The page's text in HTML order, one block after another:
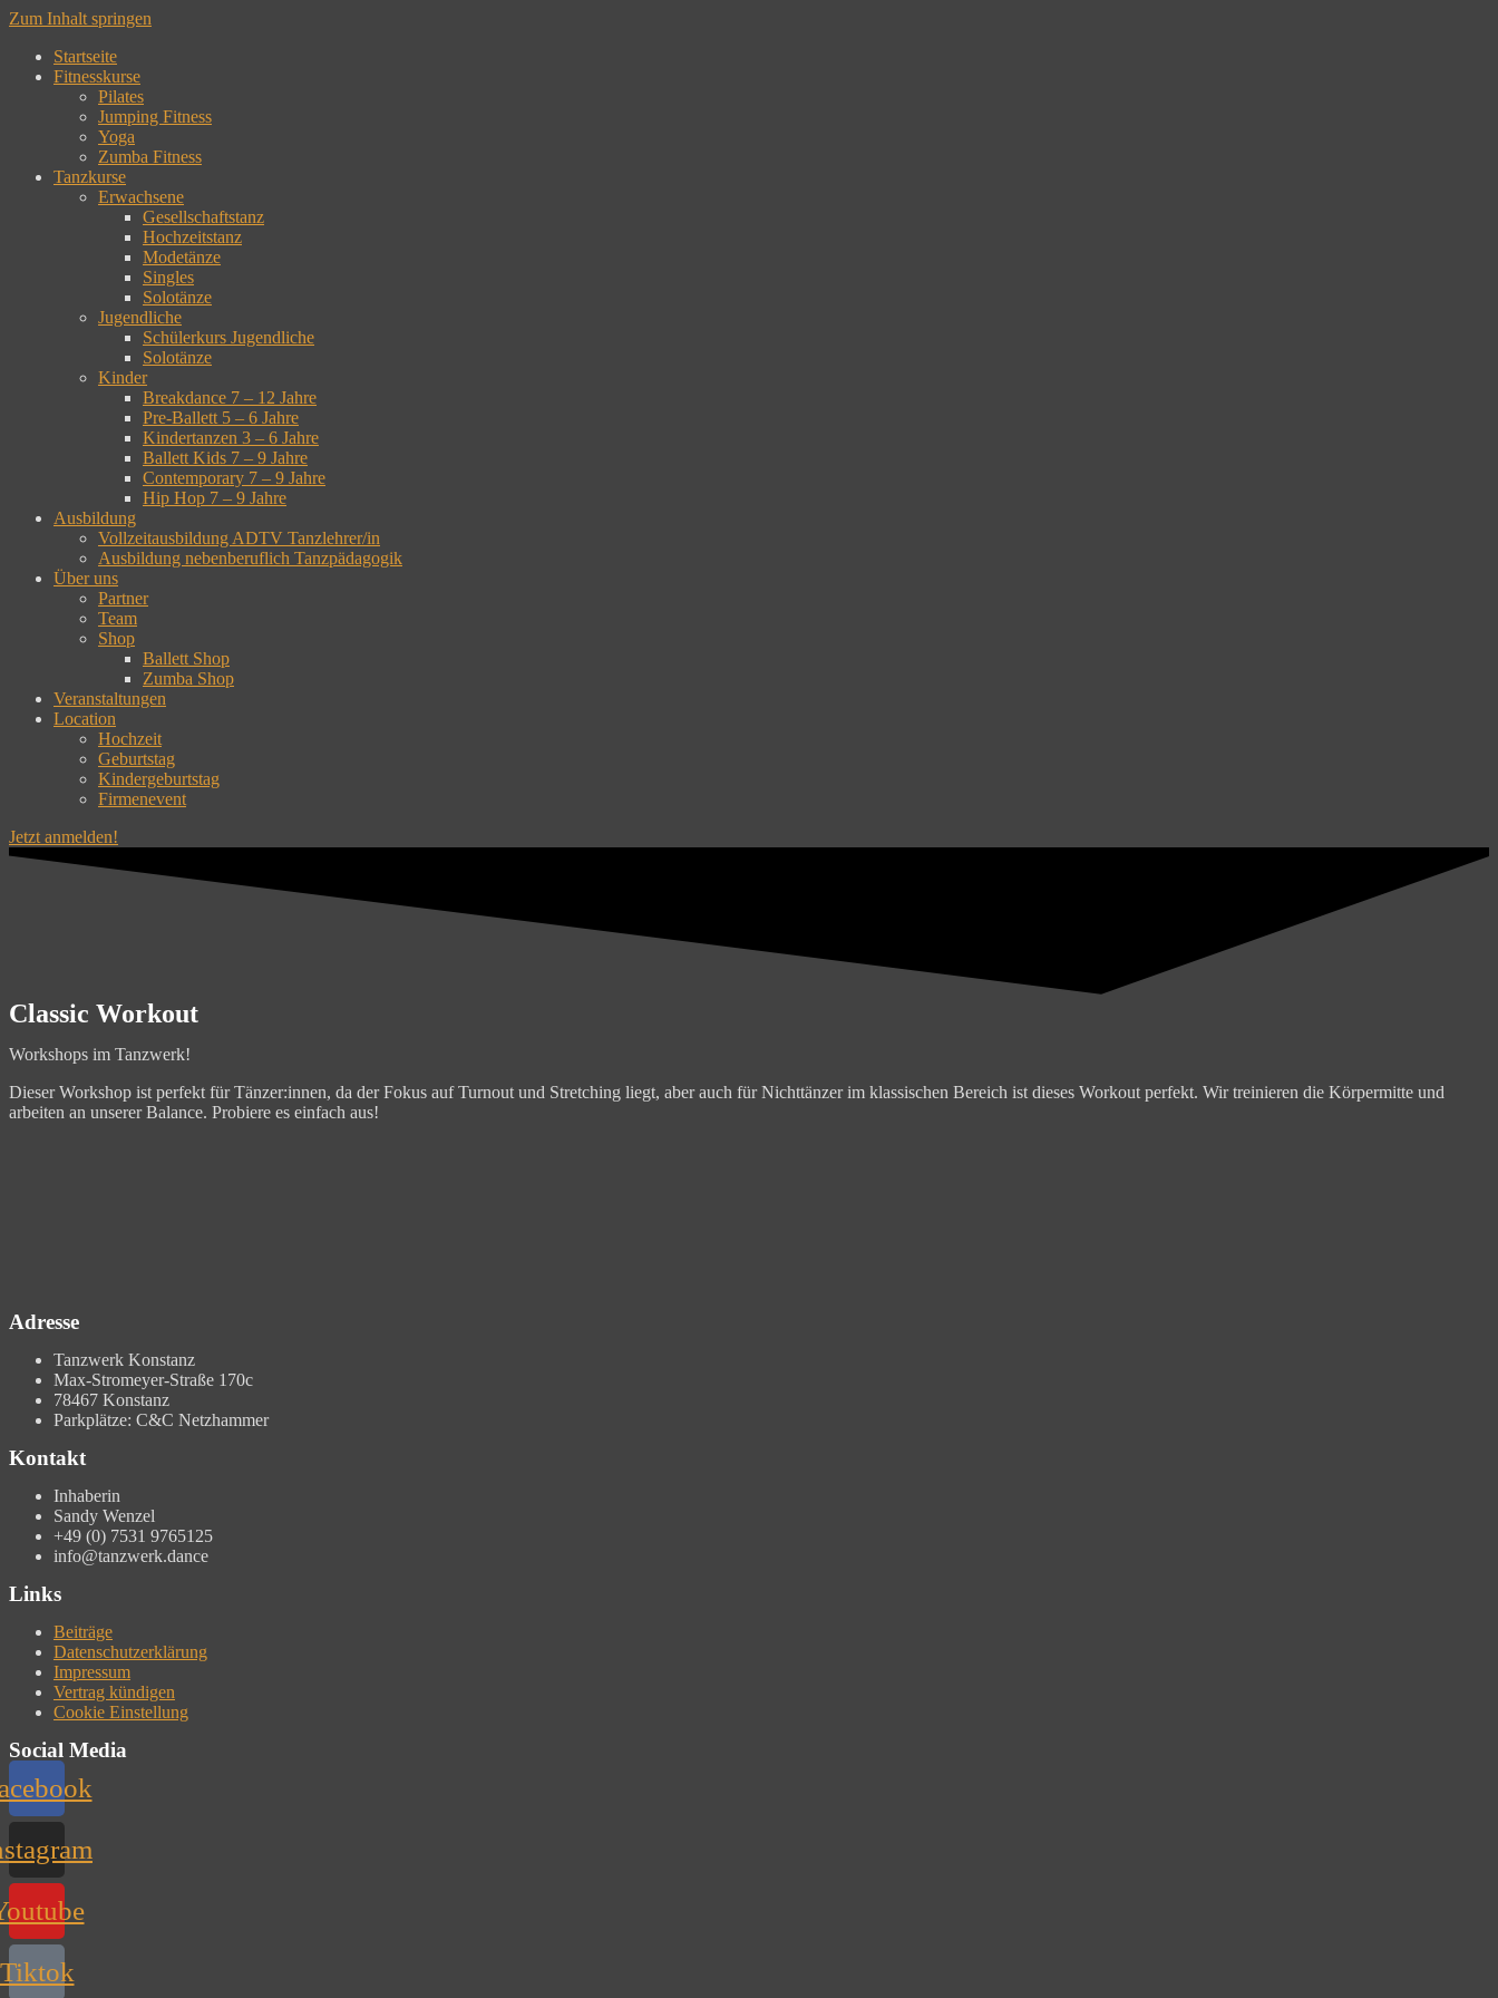
Zum Inhalt springen
Startseite
Fitnesskurse
Pilates
Jumping Fitness
Yoga
Zumba Fitness
Tanzkurse
Erwachsene
Gesellschaftstanz
Hochzeitstanz
Modetänze
Singles
Solotänze
Jugendliche
Schülerkurs Jugendliche
Solotänze
Kinder
Breakdance 7 – 12 Jahre
Pre-Ballett 5 – 6 Jahre
Kindertanzen 3 – 6 Jahre
Ballett Kids 7 – 9 Jahre
Contemporary 7 – 9 Jahre
Hip Hop 7 – 9 Jahre
Ausbildung
Vollzeitausbildung ADTV Tanzlehrer/in
Ausbildung nebenberuflich Tanzpädagogik
Über uns
Partner
Team
Shop
Ballett Shop
Zumba Shop
Veranstaltungen
Location
Hochzeit
Geburtstag
Kindergeburtstag
Firmenevent
Jetzt anmelden!
Classic Workout
Workshops im Tanzwerk!
Dieser Workshop ist perfekt für Tänzer:innen, da der Fokus auf Turnout und Stretching liegt, aber auch für Nichttänzer im klassischen Bereich ist dieses Workout perfekt. Wir treinieren die Körpermitte und
arbeiten an unserer Balance. Probiere es einfach aus!
Adresse
Tanzwerk Konstanz
Max-Stromeyer-Straße 170c
78467 Konstanz
Parkplätze: C&C Netzhammer
Kontakt
Inhaberin
Sandy Wenzel
+49 (0) 7531 9765125
info@tanzwerk.dance
Links
Beiträge
Datenschutzerklärung
Impressum
Vertrag kündigen
Cookie Einstellung
Social Media
Tiktok